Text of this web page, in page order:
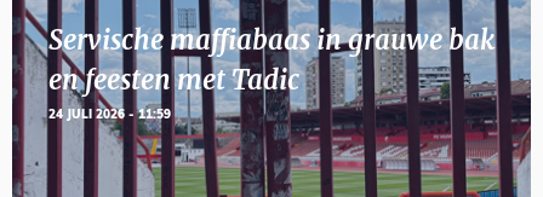
Servische maffiabaas in grauwe bak
en feesten met Tadic
24 JULI 2026 - 11:59